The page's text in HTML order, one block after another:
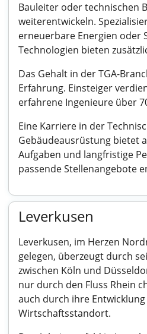
Bauleiter oder technischen
weiterentwickeln.
erneuerbare Energien oder
Technologien bieten
Das Gehalt in der TGA-
Erfahrung. Einsteiger
erfahrene Ingenieure über
Eine Karriere in der
Gebäudeausrüstung bietet
Aufgaben und langfristige
passende Stellenangebote
Leverkusen
Leverkusen, im Herzen
gelegen, überzeugt durch
zwischen Köln und
nur durch den Fluss Rhein
auch durch ihre
Wirtschaftsstandort.